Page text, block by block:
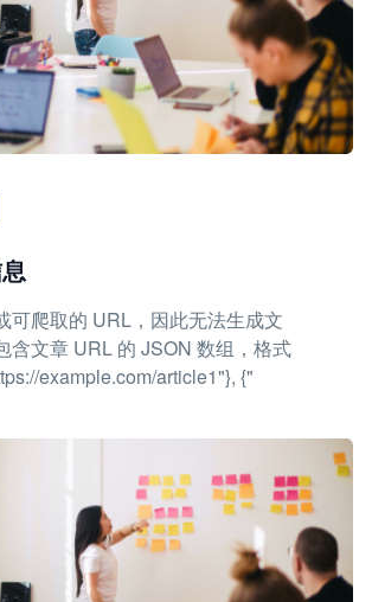
可爬取的 URL，因此无法生成文
含文章 URL 的 JSON 数组，格式
example.com/article1"}, {"